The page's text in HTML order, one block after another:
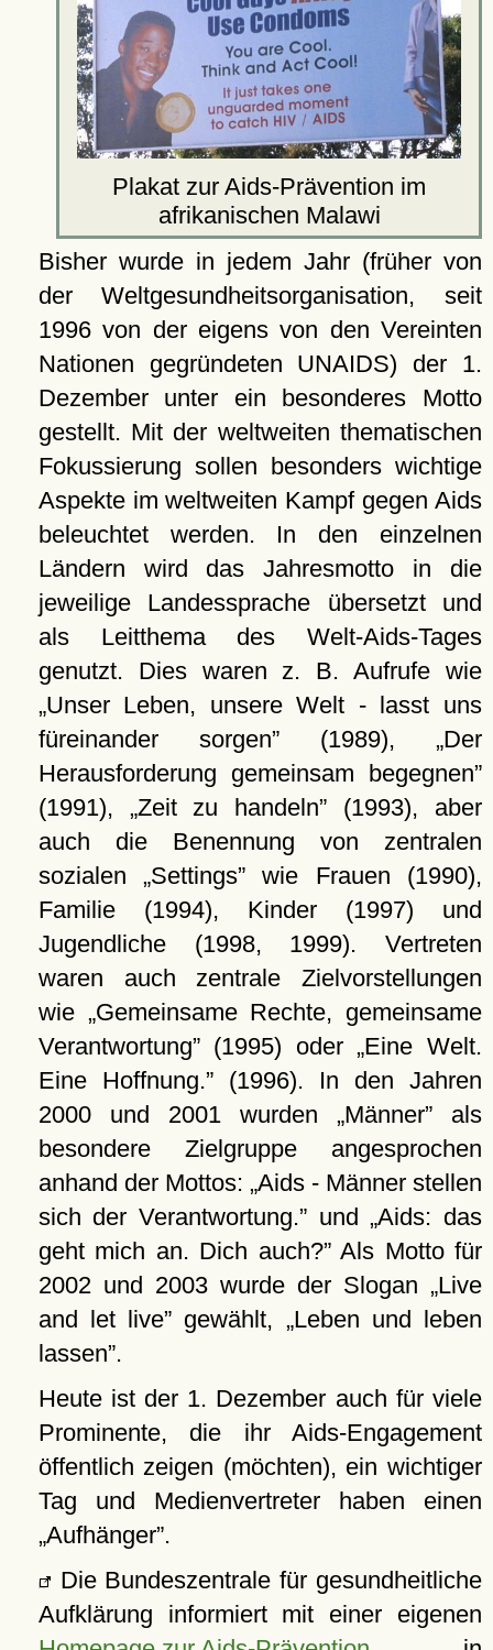
Plakat zur Aids-Prävention im
afrikanischen Malawi
Bisher wurde in jedem Jahr (früher von
der Weltgesundheitsorganisation, seit
1996 von der eigens von den Vereinten
Nationen gegründeten UNAIDS) der 1.
Dezember unter ein besonderes Motto
gestellt. Mit der weltweiten thematischen
Fokussierung sollen besonders wichtige
Aspekte im weltweiten Kampf gegen Aids
beleuchtet werden. In den einzelnen
Ländern wird das Jahresmotto in die
jeweilige Landessprache übersetzt und
als Leitthema des Welt-Aids-Tages
genutzt. Dies waren z. B. Aufrufe wie
Unser Leben, unsere Welt - lasst uns
füreinander sorgen (1989),
Der
Herausforderung gemeinsam begegnen
(1991),
Zeit zu handeln
(1993), aber
auch die Benennung von zentralen
sozialen Settings
wie Frauen (1990),
Familie (1994), Kinder (1997) und
Jugendliche (1998, 1999). Vertreten
waren auch zentrale Zielvorstellungen
wie
Gemeinsame Rechte, gemeinsame
Verantwortung (1995) oder Eine Welt.
Eine Hoffnung. (1996). In den Jahren
2000 und 2001 wurden
Männer als
besondere Zielgruppe angesprochen
anhand der Mottos: Aids - Männer stellen
sich der Verantwortung.
und Aids: das
geht mich an. Dich auch? Als Motto für
2002 und 2003 wurde der Slogan
Live
and let live
gewählt,
Leben und leben
lassen .
Heute ist der 1. Dezember auch für viele
Prominente, die ihr Aids-Engagement
öffentlich zeigen (möchten), ein wichtiger
Tag und Medienvertreter haben einen
Aufhänger .
Die Bundeszentrale für gesundheitliche
Aufklärung informiert mit einer eigenen